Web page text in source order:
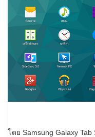
โดย Samsung Galaxy